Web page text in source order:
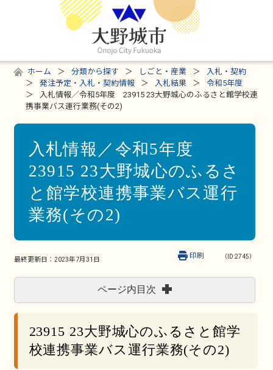
ホーム 分類から探す しごと・産業
入札・契約
発注予定・入札・契約情報
入札結果
令和5年度
入札情報／令和5年度 23915 23大野城心のふるさと館学校連
携事業バス運行業務(その2)
入札情報／令和5年度
23915 23大野城心のふるさ
と館学校連携事業バス運行
業務(その2)
最終更新日： 2023年7月31日 （ID:2745）
印刷
ページ内目次
23915 23大野城心のふるさと館学
校連携事業バス運行業務(その2)